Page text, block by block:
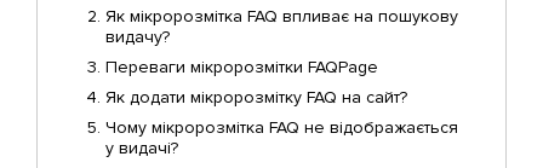
Як мікророзмітка FAQ впливає на пошукову
видачу?
Переваги мікророзмітки FAQPage
Як додати мікророзмітку FAQ на сайт?
Чому мікророзмітка FAQ не відображається
у видачі?